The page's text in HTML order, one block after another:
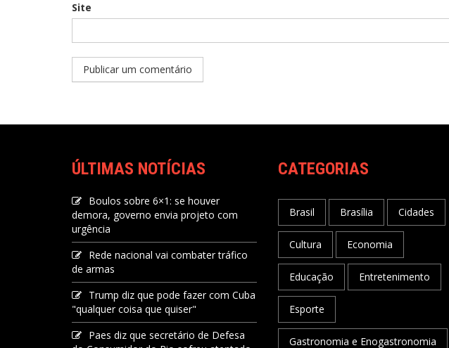
Site
ÚLTIMAS NOTÍCIAS
Boulos sobre 6×1: se houver
demora, governo envia projeto com
urgência
Rede nacional vai combater tráfico
de armas
Trump diz que pode fazer com Cuba
"qualquer coisa que quiser"
Paes diz que secretário de Defesa
CATEGORIAS
Brasil Brasília Cidades
Cultura Economia
Educação Entretenimento
Esporte
Gastronomia e Enogastronomia